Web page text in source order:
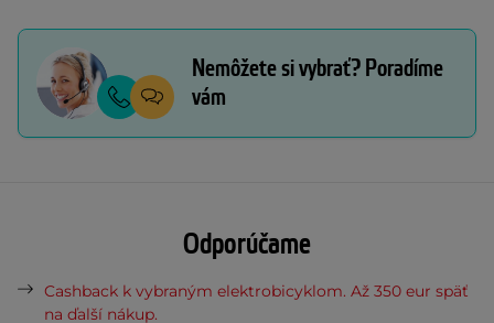
Nemôžete si vybrať? Poradíme
vám
Odporúčame
Cashback k vybraným elektrobicyklom. Až 350 eur späť
na ďalší nákup.